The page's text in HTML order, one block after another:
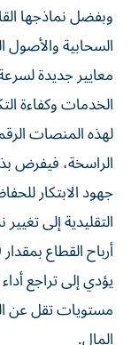
وبفضل نماذجها
السحابية والأصول
معايير جديدة
الخدمات وكفاءة
لهذه المنصات
الراسخة، فيفرض
جهود الابتكار
التقليدية إلى
يؤدي إلى تراجع
مستويات تقل عن